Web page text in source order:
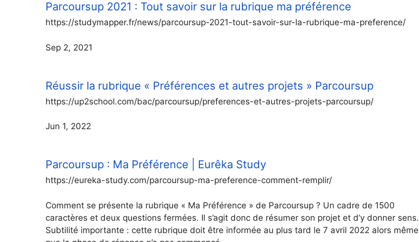
Parcoursup 2021 : Tout savoir sur la rubrique ma préférence
https://studymapper.fr/news/parcoursup-2021-tout-savoir-sur-la-rubrique-ma-preference/
Sep 2, 2021
Réussir la rubrique « Préférences et autres projets » Parcoursup
https://up2school.com/bac/parcoursup/preferences-et-autres-projets-parcoursup/
Jun 1, 2022
Parcoursup : Ma Préférence | Eurêka Study
https://eureka-study.com/parcoursup-ma-preference-comment-remplir/
Comment se présente la rubrique « Ma Préférence » de Parcoursup ? Un cadre de 1500
caractères et deux questions fermées. Il s’agit donc de résumer son projet et d’y donner sens.
Subtilité importante : cette rubrique doit être informée au plus tard le 7 avril 2022 alors même